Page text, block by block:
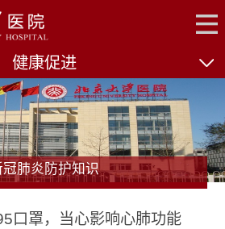
健康促进
冠肺炎防护知识
口罩，当心影响心肺功能